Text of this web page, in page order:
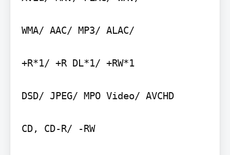
WMA/ AAC/ MP3/ ALAC/
+R*1/ +R DL*1/ +RW*1
DSD/ JPEG/ MPO Video/ AVCHD
CD, CD-R/ -RW